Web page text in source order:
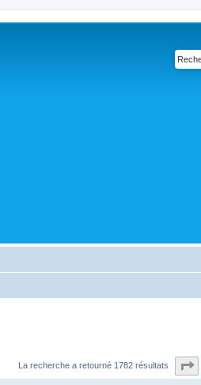
La recherche a retourné 1782 résultats